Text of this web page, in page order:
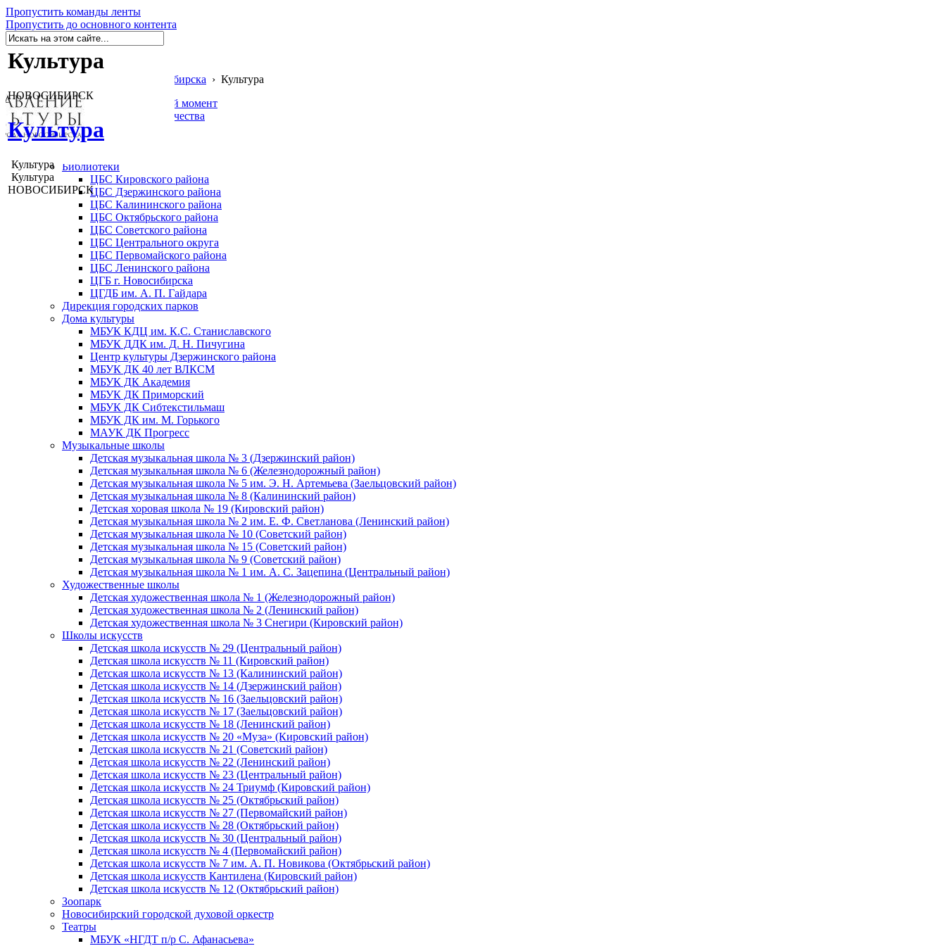
Пропустить команды ленты
Пропустить до основного контента
Культура
НОВОСИБИРСК
Культура
Культура
Культура
НОВОСИБИРСК
Муниципальный портал г. Новосибирска › Культура
ГлавнаяВыбранный в данный момент
Независимая оценка качества
Обратная связь
Вакансии
Библиотеки
ЦБС Кировского района
ЦБС Дзержинского района
ЦБС Калининского района
ЦБС Октябрьского района
ЦБС Советского района
ЦБС Центрального округа
ЦБС Первомайского района
ЦБС Ленинского района
ЦГБ г. Новосибирска
ЦГДБ им. А. П. Гайдара
Дирекция городских парков
Дома культуры
МБУК КДЦ им. К.С. Станиславского
МБУК ДДК им. Д. Н. Пичугина
Центр культуры Дзержинского района
МБУК ДК 40 лет ВЛКСМ
МБУК ДК Академия
МБУК ДК Приморский
МБУК ДК Сибтекстильмаш
МБУК ДК им. М. Горького
МАУК ДК Прогресс
Музыкальные школы
Детская музыкальная школа № 3 (Дзержинский район)
Детская музыкальная школа № 6 (Железнодорожный район)
Детская музыкальная школа № 5 им. Э. Н. Артемьева (Заельцовский район)
Детская музыкальная школа № 8 (Калининский район)
Детская хоровая школа № 19 (Кировский район)
Детская музыкальная школа № 2 им. Е. Ф. Светланова (Ленинский район)
Детская музыкальная школа № 10 (Советский район)
Детская музыкальная школа № 15 (Советский район)
Детская музыкальная школа № 9 (Советский район)
Детская музыкальная школа № 1 им. А. С. Зацепина (Центральный район)
Художественные школы
Детская художественная школа № 1 (Железнодорожный район)
Детская художественная школа № 2 (Ленинский район)
Детская художественная школа № 3 Снегири (Кировский район)
Школы искусств
Детская школа искусств № 29 (Центральный район)
Детская школа искусств № 11 (Кировский район)
Детская школа искусств № 13 (Калининский район)
Детская школа искусств № 14 (Дзержинский район)
Детская школа искусств № 16 (Заельцовский район)
Детская школа искусств № 17 (Заельцовский район)
Детская школа искусств № 18 (Ленинский район)
Детская школа искусств № 20 «Муза» (Кировский район)
Детская школа искусств № 21 (Советский район)
Детская школа искусств № 22 (Ленинский район)
Детская школа искусств № 23 (Центральный район)
Детская школа искусств № 24 Триумф (Кировский район)
Детская школа искусств № 25 (Октябрьский район)
Детская школа искусств № 27 (Первомайский район)
Детская школа искусств № 28 (Октябрьский район)
Детская школа искусств № 30 (Центральный район)
Детская школа искусств № 4 (Первомайский район)
Детская школа искусств № 7 им. А. П. Новикова (Октябрьский район)
Детская школа искусств Кантилена (Кировский район)
Детская школа искусств № 12 (Октябрьский район)
Зоопарк
Новосибирский городской духовой оркестр
Театры
МБУК «НГДТ п/р С. Афанасьева»